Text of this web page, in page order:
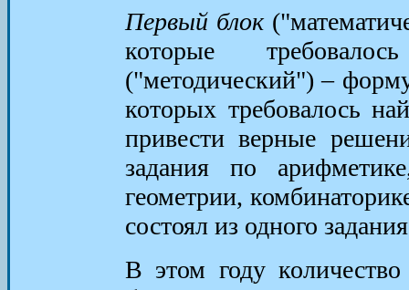
Первый блок
которые
("методический") –
которых требовалось
привести верные
задания по
геометрии,
состоял из одного
В этом году